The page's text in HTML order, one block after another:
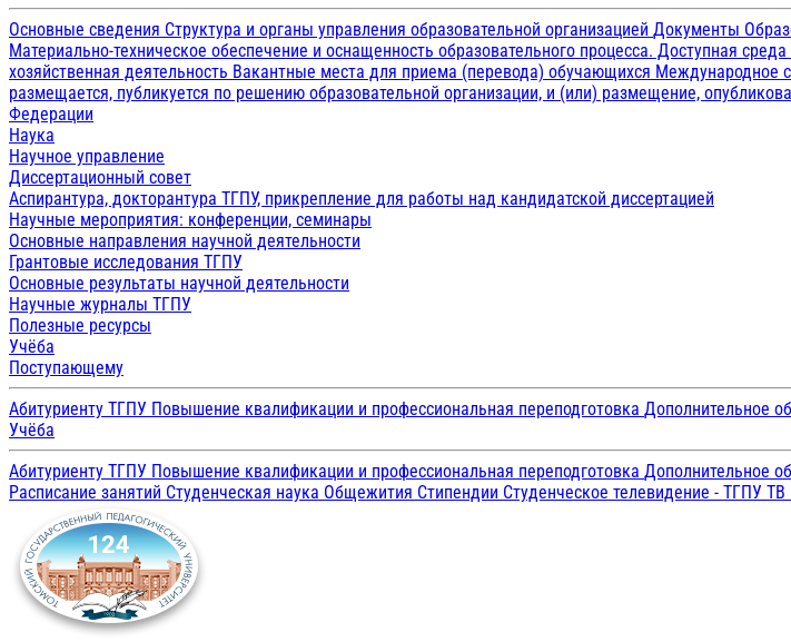
Основные сведения Структура и органы управления образовательной организацией Документы
Материально-техническое обеспечение и оснащенность образовательного процесса. Доступная среда
хозяйственная деятельность Вакантные места для приема (перевода) обучающихся Международное
размещается, публикуется по решению образовательной организации, и (или) размещение,
Федерации
Наука
Научное управление
Диссертационный совет
Аспирантура, докторантура ТГПУ, прикрепление для работы над кандидатской диссертацией
Научные мероприятия: конференции, семинары
Основные направления научной деятельности
Грантовые исследования ТГПУ
Основные результаты научной деятельности
Научные журналы ТГПУ
Полезные ресурсы
Учёба
Поступающему
Абитуриенту ТГПУ Повышение квалификации и профессиональная переподготовка Дополнительное
Учёба
Абитуриенту ТГПУ Повышение квалификации и профессиональная переподготовка Дополнительное
Расписание занятий Студенческая наука Общежития Стипендии Студенческое телевидение - ТГПУ ТВ